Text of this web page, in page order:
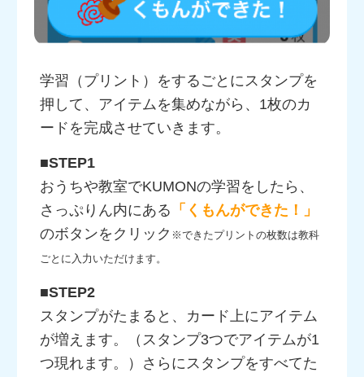
学習（プリント）をするごとにスタンプを
押して、アイテムを集めながら、1枚のカ
ードを完成させていきます。
■STEP1
おうちや教室でKUMONの学習をしたら、
さっぷりん内にある 「くもんができた！」
のボタンをクリック ※できたプリントの枚数は教科
ごとに入力いただけます。
■STEP2
スタンプがたまると、カード上にアイテム
が増えます。（スタンプ3つでアイテムが1
つ現れます。）さらにスタンプをすべてた